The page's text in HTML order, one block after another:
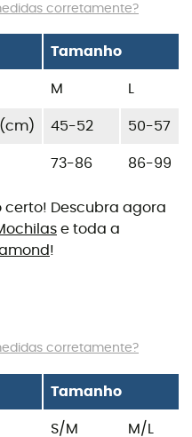
corretamente?
Tamanho
M L
45-52 50-57
73-86 86-99
Descubra agora
e toda a
!
corretamente?
Tamanho
S/M M/L